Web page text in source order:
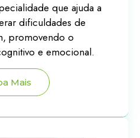
que ajuda a
dificuldades de
promovendo o
e emocional.
Mais